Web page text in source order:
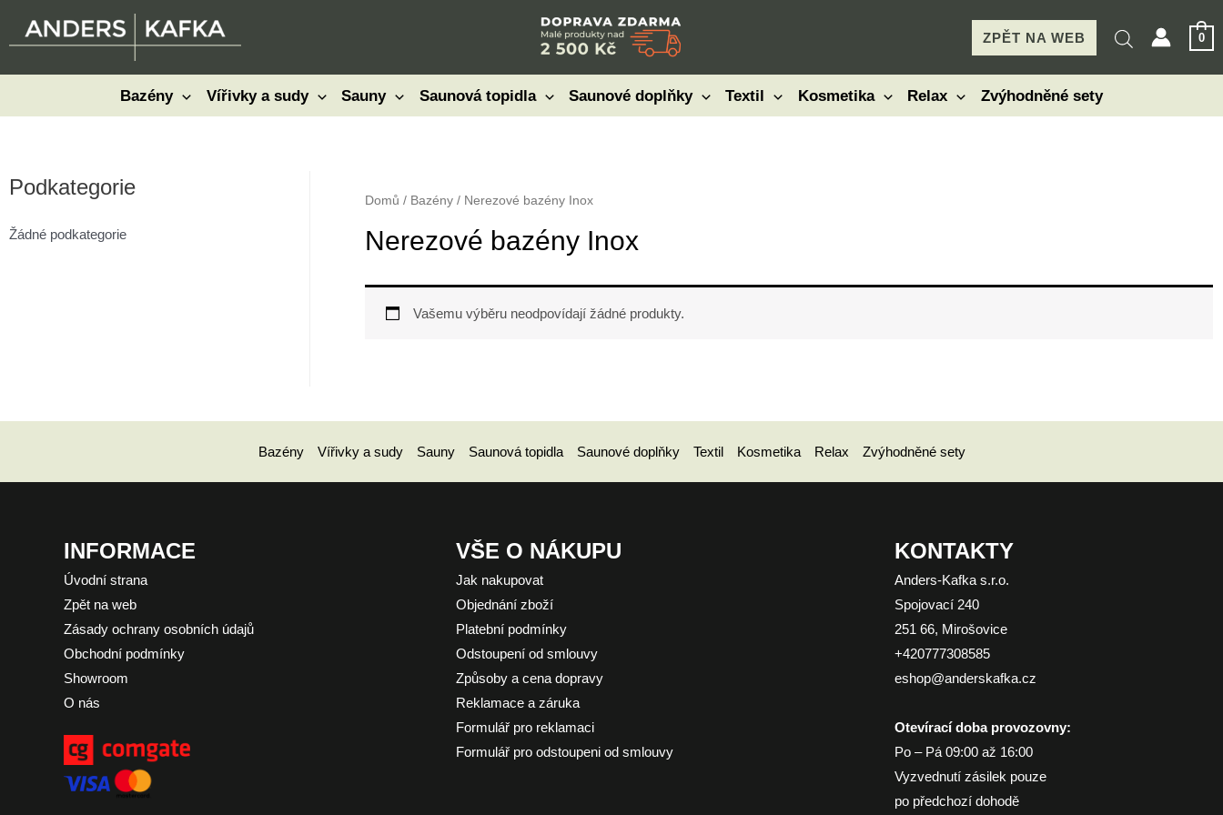
ZPĚT NA WEB 0
Bazény Vířivky a sudy Sauny Saunová topidla Saunové doplňky Textil Kosmetika Relax Zvýhodněné sety
Podkategorie
Žádné podkategorie
Domů / Bazény / Nerezové bazény Inox
Nerezové bazény Inox
Vašemu výběru neodpovídají žádné produkty.
Bazény Vířivky a sudy Sauny Saunová topidla Saunové doplňky Textil Kosmetika Relax Zvýhodněné sety
INFORMACE
Úvodní strana
Zpět na web
Zásady ochrany osobních údajů
Obchodní podmínky
Showroom
O nás
VŠE O NÁKUPU
Jak nakupovat
Objednání zboží
Platební podmínky
Odstoupení od smlouvy
Způsoby a cena dopravy
Reklamace a záruka
Formulář pro reklamaci
Formulář pro odstoupeni od smlouvy
KONTAKTY
Anders-Kafka s.r.o.
Spojovací 240
251 66, Mirošovice
+420777308585
eshop@anderskafka.cz
Otevírací doba provozovny:
Po – Pá 09:00 až 16:00
Vyzvednutí zásilek pouze
po předchozí dohodě